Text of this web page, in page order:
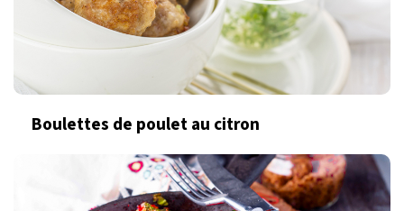
Boulettes de poulet au citron